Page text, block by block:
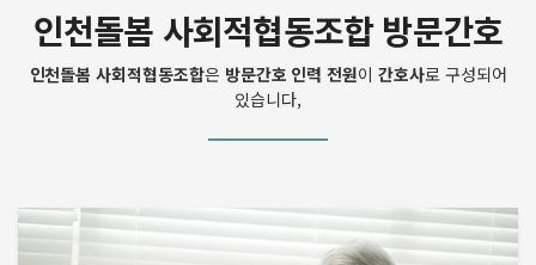
인천돌봄 사회적협동조합 방문간호
인천돌봄 사회적협동조합은 방문간호 인력 전원이 간호사로 구성되어
있습니다,